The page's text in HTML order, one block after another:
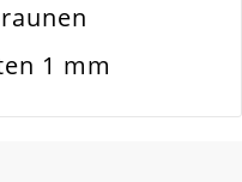
1 mm